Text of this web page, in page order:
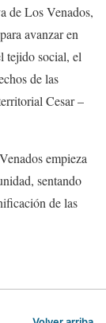
de Los Venados,
avanzar en
tejido social, el
de las
Cesar –
empieza
sentando
de las